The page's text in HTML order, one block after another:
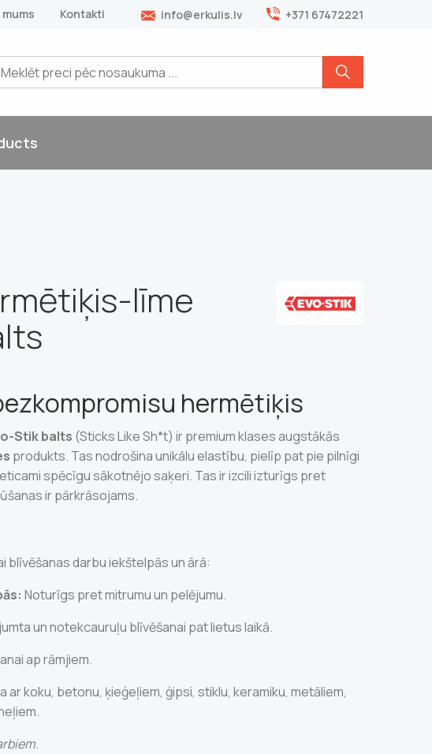
mums Kontakti info@erkulis.lv +371 67472221
līme
hermētiķis
Stik balts (Sticks Like Sh*t) ir premium klases augstākās
produkts. Tas nodrošina unikālu elastību, pielīp pat pie pilnīgi
spēcīgu sākotnējo saķeri. Tas ir izcili izturīgs pret
ir pārkrāsojams.
blīvēšanas darbu iekštelpās un ārā:
Noturīgs pret mitrumu un pelējumu.
un notekcauruļu blīvēšanai pat lietus laikā.
ap rāmjiem.
ar koku, betonu, ķieģeļiem, ģipsi, stiklu, keramiku, metāliem,